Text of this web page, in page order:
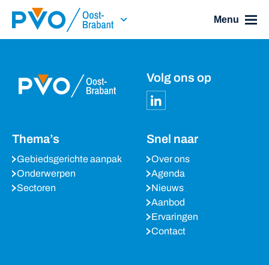
Skip Navigation or Skip to Content
Menu
Volg ons op
Thema’s
Gebiedsgerichte aanpak
Onderwerpen
Sectoren
Snel naar
Over ons
Agenda
Nieuws
Aanbod
Ervaringen
Contact